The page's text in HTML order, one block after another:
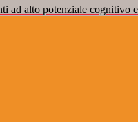
ad alto potenziale cognitivo